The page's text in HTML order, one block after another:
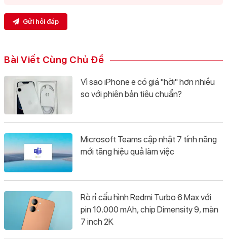
Gửi hỏi đáp
Bài Viết Cùng Chủ Đề
Vì sao iPhone e có giá "hời" hơn nhiều
so với phiên bản tiêu chuẩn?
Microsoft Teams cập nhật 7 tính năng
mới tăng hiệu quả làm việc
Rò rỉ cấu hình Redmi Turbo 6 Max với
pin 10.000 mAh, chip Dimensity 9, màn
7 inch 2K